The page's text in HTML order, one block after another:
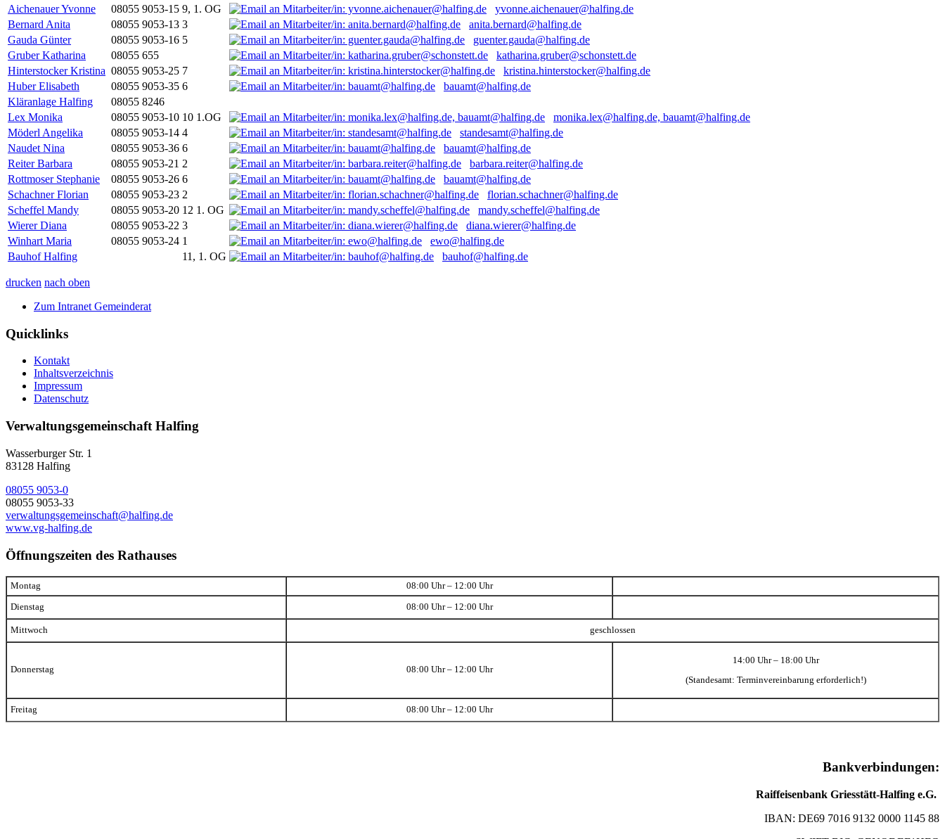
Aichenauer Yvonne
08055 9053-15 9, 1. OG
yvonne.aichenauer@halfing.de
Bernard Anita
08055 9053-13 3
anita.bernard@halfing.de
Gauda Günter
08055 9053-16 5
guenter.gauda@halfing.de
Gruber Katharina
08055 655
katharina.gruber@schonstett.de
Hinterstocker Kristina 08055 9053-25 7
kristina.hinterstocker@halfing.de
Huber Elisabeth
08055 9053-35 6
bauamt@halfing.de
Kläranlage Halfing
08055 8246
Lex Monika
08055 9053-10 10 1.OG
monika.lex@halfing.de, bauamt@halfing.de
Möderl Angelika
08055 9053-14 4
standesamt@halfing.de
Naudet Nina
08055 9053-36 6
bauamt@halfing.de
Reiter Barbara
08055 9053-21 2
barbara.reiter@halfing.de
Rottmoser Stephanie
08055 9053-26 6
bauamt@halfing.de
Schachner Florian
08055 9053-23 2
florian.schachner@halfing.de
Scheffel Mandy
08055 9053-20 12 1. OG
mandy.scheffel@halfing.de
Wierer Diana
08055 9053-22 3
diana.wierer@halfing.de
Winhart Maria
08055 9053-24 1
ewo@halfing.de
Bauhof Halfing
11, 1. OG bauhof@halfing.de
drucken nach oben
Zum Intranet Gemeinderat
Quicklinks
Kontakt
Inhaltsverzeichnis
Impressum
Datenschutz
Verwaltungsgemeinschaft Halfing
Wasserburger Str. 1
83128 Halfing
08055 9053-0
08055 9053-33
verwaltungsgemeinschaft@halfing.de
www.vg-halfing.de
Öffnungszeiten des Rathauses
Montag 08:00 Uhr – 12:00 Uhr
Dienstag 08:00 Uhr – 12:00 Uhr
Mittwoch geschlossen
Donnerstag 08:00 Uhr – 12:00 Uhr
14:00 Uhr – 18:00 Uhr
(Standesamt: Terminvereinbarung erforderlich!)
Freitag 08:00 Uhr – 12:00 Uhr
Bankverbindungen:
Raiffeisenbank Griesstätt-Halfing e.G.
IBAN: DE69 7016 9132 0000 1145 88